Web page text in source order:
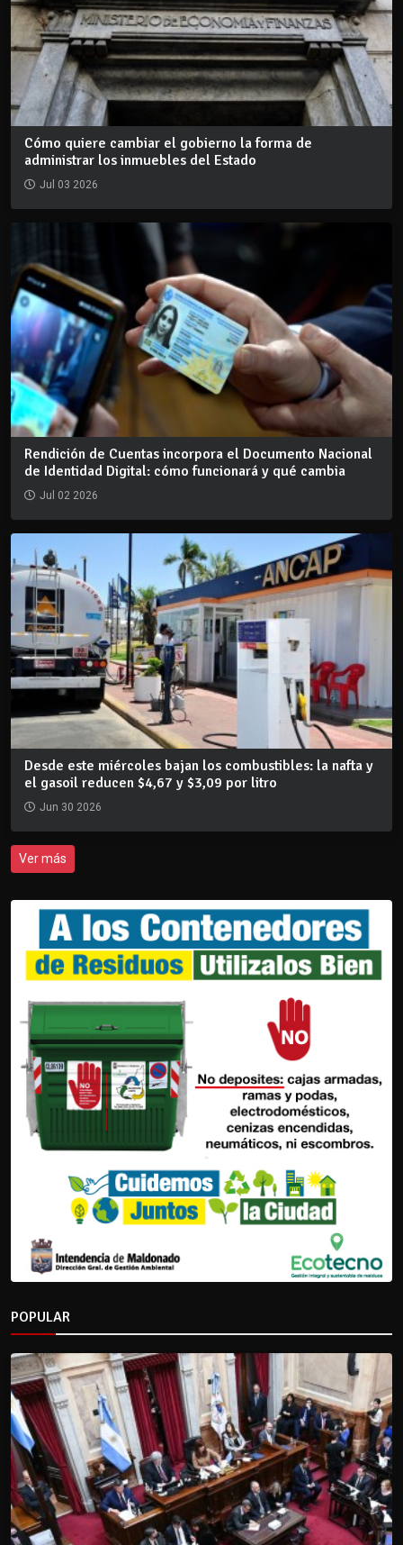
Cómo quiere cambiar el gobierno la forma de
administrar los inmuebles del Estado
Jul 03 2026
Rendición de Cuentas incorpora el Documento Nacional
de Identidad Digital: cómo funcionará y qué cambia
Jul 02 2026
Desde este miércoles bajan los combustibles: la nafta y
el gasoil reducen $4,67 y $3,09 por litro
Jun 30 2026
Ver más
POPULAR